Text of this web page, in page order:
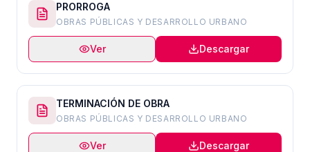
PRORROGA
OBRAS PÚBLICAS Y DESARROLLO URBANO
Ver Descargar
TERMINACIÓN DE OBRA
OBRAS PÚBLICAS Y DESARROLLO URBANO
Ver Descargar